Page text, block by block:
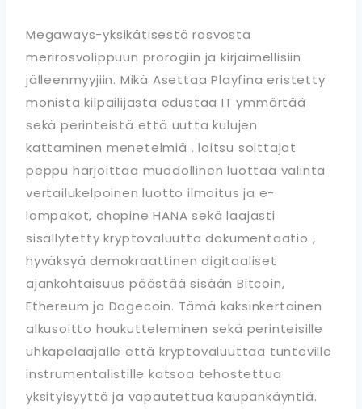
Megaways-yksikätisestä rosvosta
merirosvolippuun prorogiin ja kirjaimellisiin
jälleenmyyjiin. Mikä Asettaa Playfina eristetty
monista kilpailijasta edustaa IT ymmärtää
sekä perinteistä että uutta kulujen
kattaminen menetelmiä . loitsu soittajat
peppu harjoittaa muodollinen luottaa valinta
vertailukelpoinen luotto ilmoitus ja e-
lompakot, chopine HANA sekä laajasti
sisällytetty kryptovaluutta dokumentaatio ,
hyväksyä demokraattinen digitaaliset
ajankohtaisuus päästää sisään Bitcoin,
Ethereum ja Dogecoin. Tämä kaksinkertainen
alkusoitto houkutteleminen sekä perinteisille
uhkapelaajalle että kryptovaluuttaa tunteville
instrumentalistille katsoa tehostettua
yksityisyyttä ja vapautettua kaupankäyntiä.